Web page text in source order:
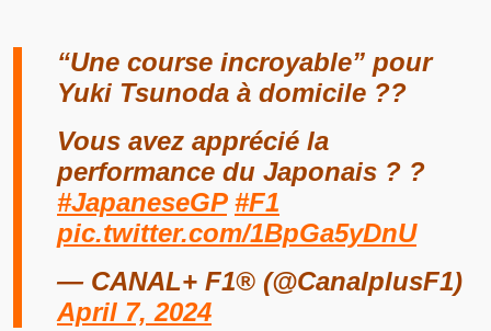
“Une course incroyable” pour
Yuki Tsunoda à domicile ??
Vous avez apprécié la
performance du Japonais ? ?
#JapaneseGP #F1
pic.twitter.com/1BpGa5yDnU
— CANAL+ F1® (@CanalplusF1)
April 7, 2024